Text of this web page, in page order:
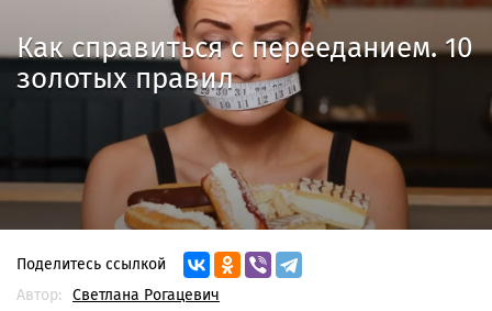
23.09.2022
Как справиться с перееданием. 10
золотых правил
Поделитесь ссылкой
Автор:
Светлана Рогацевич